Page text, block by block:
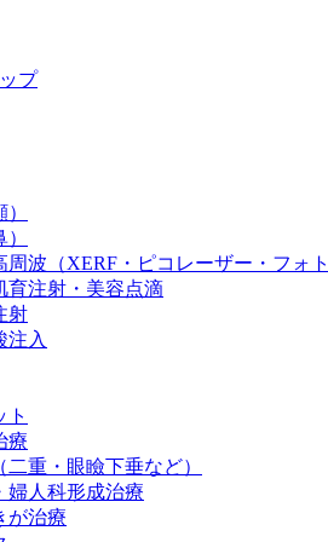
周波（XERF・ピコレーザー・フォ
育注射・美容点滴
射
注入
ト
療
二重・眼瞼下垂など）
婦人科形成治療
が治療